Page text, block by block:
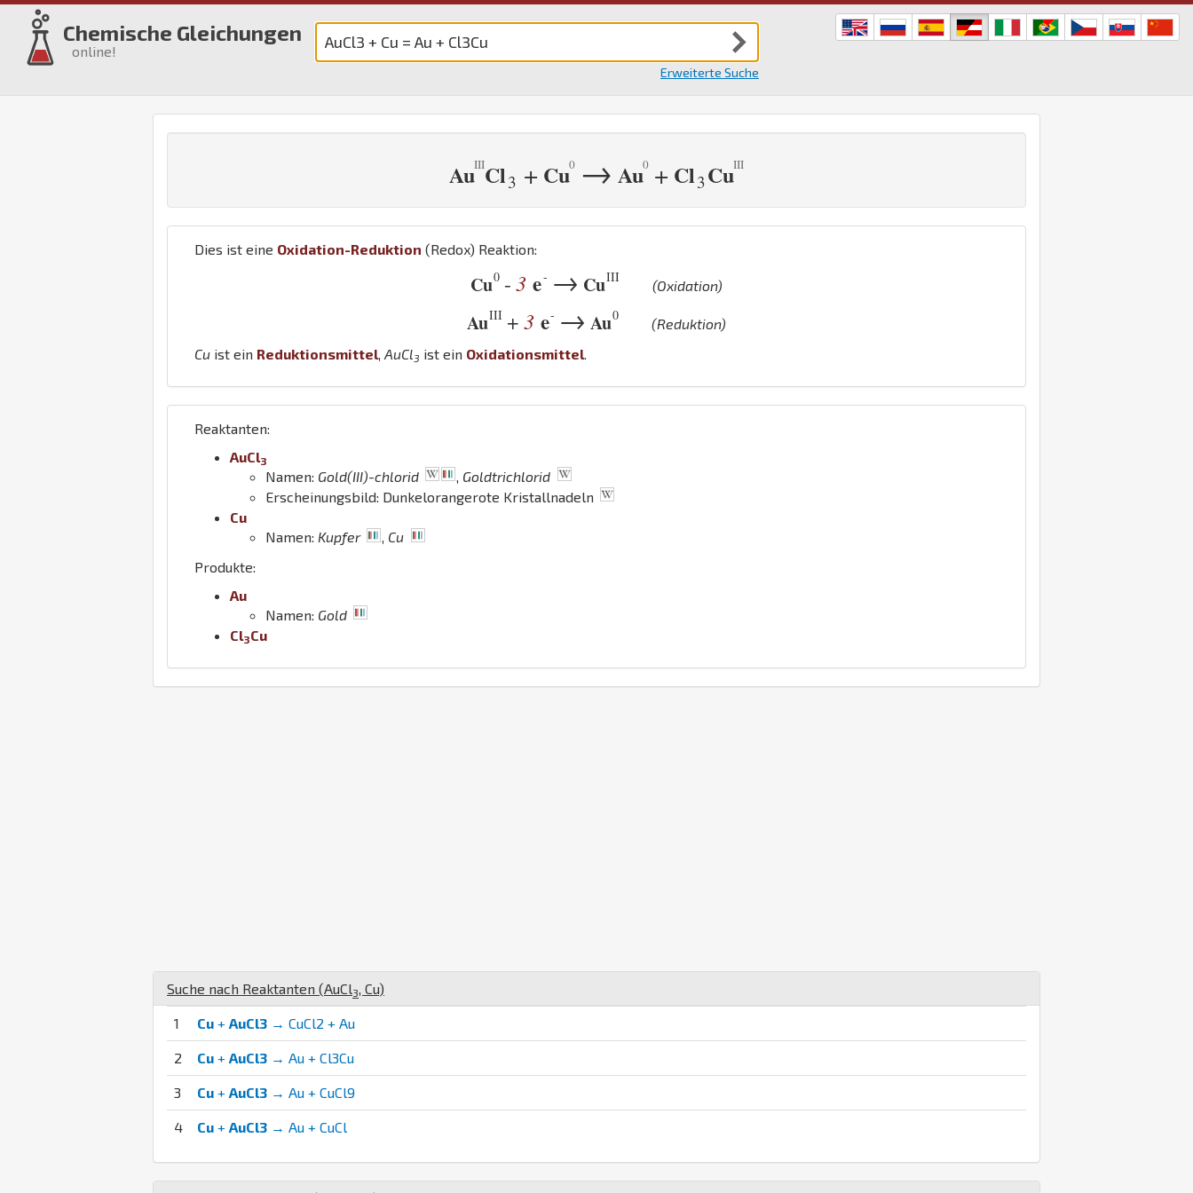
Chemische Gleichungen
online!
Erweiterte Suche
Au Cl3 + Cu → Au + Cl3Cu
Dies ist eine Oxidation-Reduktion (Redox) Reaktion:
Cu0 - 3 e- → CuIII
(Oxidation)
AuIII +3 e- → Au0
(Reduktion)
Cu ist ein Reduktionsmittel, AuCl3 ist ein Oxidationsmittel.
Reaktanten:
AuCl3
Namen: Gold(III)-chlorid , Goldtrichlorid
Erscheinungsbild: Dunkelorangerote Kristallnadeln
Cu
Namen: Kupfer , Cu
Produkte:
Au
Namen: Gold
Cl3Cu
Suche nach Reaktanten (AuCl 3 Cu)
1 Cu + AuCl3 → CuCl2 + Au
2 Cu + AuCl3 → Au + Cl3Cu
3 Cu + AuCl3 → Au + CuCl9
4 Cu + AuCl3 → Au + CuCl